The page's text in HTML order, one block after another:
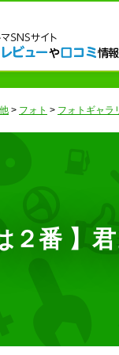
> フォト > フォトギャラ
２番 】